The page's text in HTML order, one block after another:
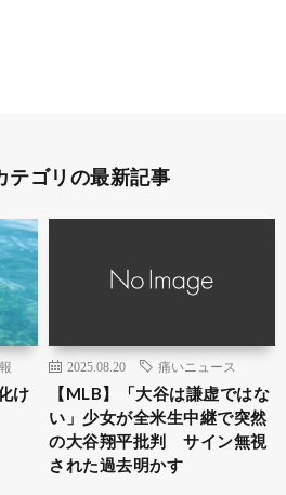
テゴリの最新記事
け
2025.08.20 痛いニュース
【MLB】「大谷は謙虚ではな
い」少女が全米生中継で突然
の大谷翔平批判 サイン無視
された過去明かす